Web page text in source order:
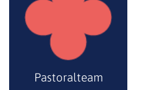
Pastoralteam